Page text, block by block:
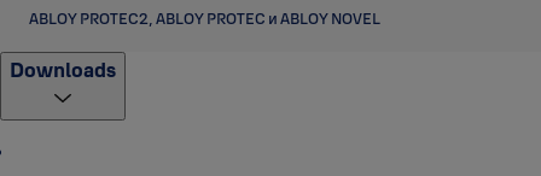
ABLOY PROTEC2, ABLOY PROTEC и ABLOY NOVEL
Downloads